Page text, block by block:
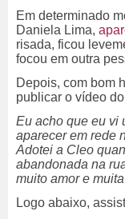
Em determinado
Daniela Lima,
risada, ficou
focou em outra
Depois, com bom
publicar o vídeo
Eu acho que eu vi
aparecer em rede
Adotei a Cleo
abandonada na
muito amor e
Logo abaixo,